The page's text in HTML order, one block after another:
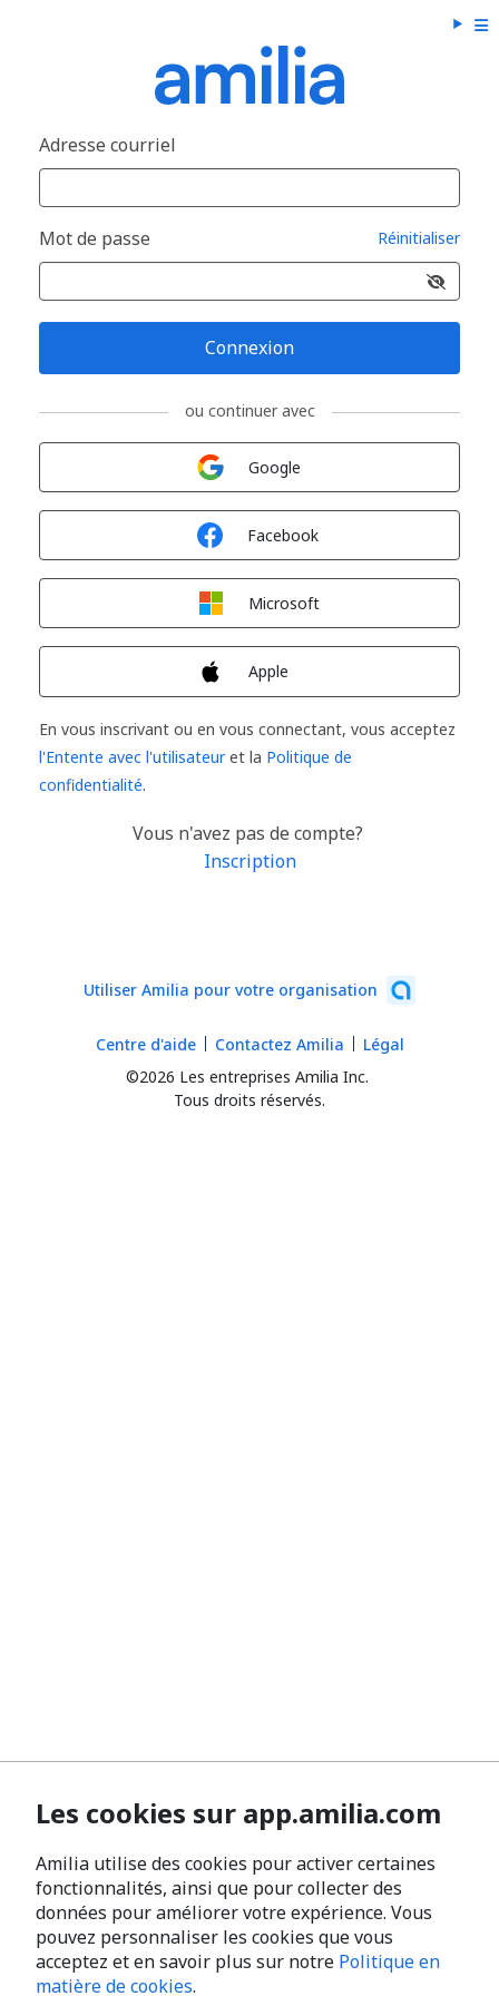
Adresse courriel
Mot de passe Réinitialiser
Connexion
ou continuer avec
Google
Facebook
Microsoft
Apple
En vous inscrivant ou en vous connectant, vous acceptez
l'Entente avec l'utilisateuret la Politique de
confidentialité.
Vous n'avez pas de compte?
Inscription
Utiliser Amilia pour votre organisation
©2026 Les entreprises Amilia Inc.
Tous droits réservés.
Centre d'aide Contactez Amilia Légal
Les cookies sur app.amilia.com
Amilia utilise des cookies pour activer certaines
fonctionnalités, ainsi que pour collecter des
données pour améliorer votre expérience. Vous
pouvez personnaliser les cookies que vous
acceptez et en savoir plus sur notre Politique en
matière de cookies.